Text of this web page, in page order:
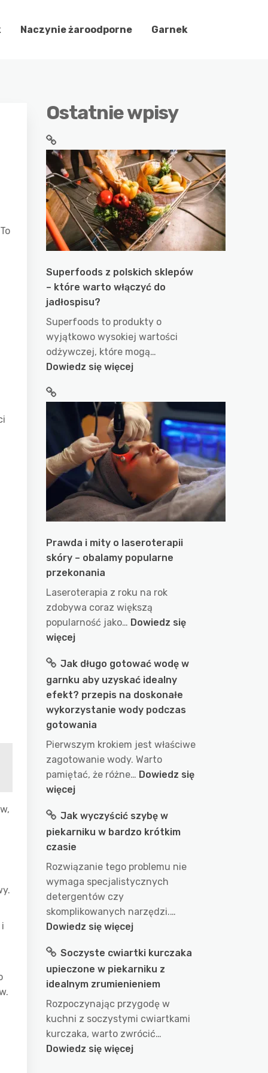
Naczynie żaroodporne Garnek
Ostatnie wpisy
Superfoods z polskich sklepów
– które warto włączyć do
jadłospisu?
Superfoods to produkty o
wyjątkowo wysokiej wartości
odżywczej, które mogą…
Dowiedz się więcej:
polskich
sklepów
–
które
warto
włączyć
do
jadłospisu?
Prawda i mity o laseroterapii
skóry – obalamy popularne
przekonania
Laseroterapia z roku na rok
zdobywa coraz większą
popularność jako… Dowiedz się
więcej:
i
mity
o
laseroterapii
skóry
–
obalamy
popularne
przekonania
Jak długo gotować wodę w
garnku aby uzyskać idealny
efekt? przepis na doskonałe
wykorzystanie wody podczas
gotowania
Pierwszym krokiem jest właściwe
zagotowanie wody. Warto
pamiętać, że różne… Dowiedz się
więcej:
długo
gotować
wodę
w
garnku
aby
uzyskać
idealny
przepis
na
doskonałe
wykorzystanie
wody
podczas
gotowania
Jak wyczyścić szybę w
piekarniku w bardzo krótkim
czasie
Rozwiązanie tego problemu nie
wymaga specjalistycznych
detergentów czy
skomplikowanych narzędzi.…
Dowiedz się więcej:
wyczyścić
szybę
w
piekarniku
w
bardzo
krótkim
Soczyste cwiartki kurczaka
upieczone w piekarniku z
idealnym zrumienieniem
Rozpoczynając przygodę w
kuchni z soczystymi cwiartkami
kurczaka, warto zwrócić…
Dowiedz się więcej: